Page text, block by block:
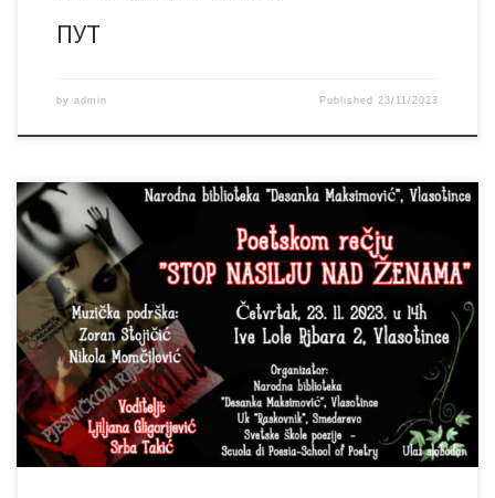
ПУТ
by admin Published23/11/2023